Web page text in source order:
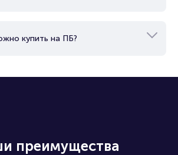
купить на ПБ?
преимущества